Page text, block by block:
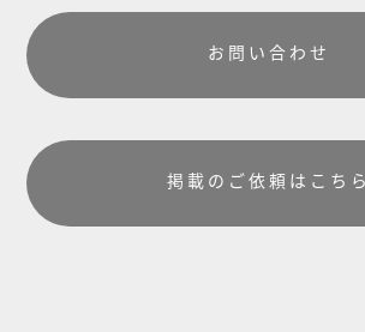
お問い合わせ
掲載のご依頼はこちら